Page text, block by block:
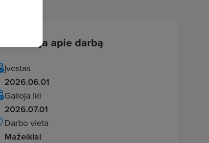
Informacija apie darbą
Įvestas
2026.06.01
Galioja iki
2026.07.01
Darbo vieta
Mažeikiai